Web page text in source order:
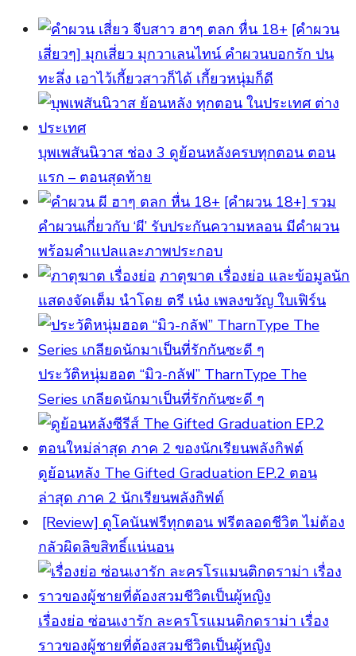
[คำผวน
เสี่ยวๆ] มุกเสี่ยว มุกวาเลนไทน์ คำผวนบอกรัก ปน
ทะลึ่ง เอาไว้เกี้ยวสาวก็ได้ เกี้ยวหนุ่มก็ดี
บุพเพสันนิวาส ช่อง 3 ดูย้อนหลังครบทุกตอน ตอน
แรก – ตอนสุดท้าย
[คําผวน 18+] รวม
คำผวนเกี่ยวกับ ‘ผี’ รับประกันความหลอน มีคำผวน
พร้อมคำแปลและภาพประกอบ
ภาตุฆาต เรื่องย่อ และข้อมูลนัก
แสดงจัดเต็ม นำโดย ตรี เน๋ง เพลงขวัญ ใบเฟิร์น
ประวัติหนุ่มฮอต “มิว-กลัฟ” TharnType The
Series เกลียดนักมาเป็นที่รักกันซะดี ๆ
ดูย้อนหลัง The Gifted Graduation EP.2 ตอน
ล่าสุด ภาค 2 นักเรียนพลังกิฟต์
[Review] ดูโคนันฟรีทุกตอน ฟรีตลอดชีวิต ไม่ต้อง
กลัวผิดลิขสิทธิ์แน่นอน
เรื่องย่อ ซ่อนเงารัก ละครโรแมนติกดราม่า เรื่อง
ราวของผู้ชายที่ต้องสวมชีวิตเป็นผู้หญิง